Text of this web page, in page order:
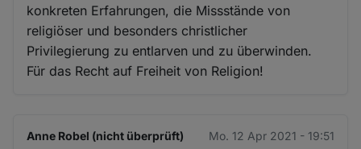
konkreten Erfahrungen, die Missstände von
religiöser und besonders christlicher
Privilegierung zu entlarven und zu überwinden.
Für das Recht auf Freiheit von Religion!
Anne Robel (nicht überprüft) Mo. 12 Apr 2021 - 19:51